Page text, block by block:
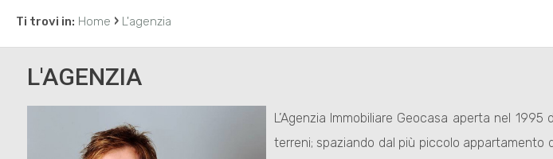
Ti trovi in: Home › L'agenzia
L'AGENZIA
L’Agenzia Immobiliare Geocasa aperta nel
terreni; spaziando dal più piccolo appartamento